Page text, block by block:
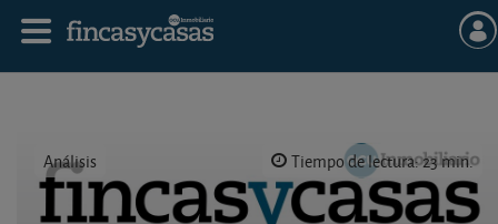
Análisis Tiempo de lectura: 23 min.